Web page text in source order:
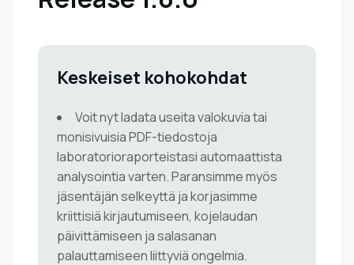
Keskeiset kohokohdat
Voit nyt ladata useita valokuvia tai
monisivuisia PDF-tiedostoja
laboratorioraporteistasi automaattista
analysointia varten. Paransimme myös
jäsentäjän selkeyttä ja korjasimme
kriittisiä kirjautumiseen, kojelaudan
päivittämiseen ja salasanan
palauttamiseen liittyviä ongelmia.